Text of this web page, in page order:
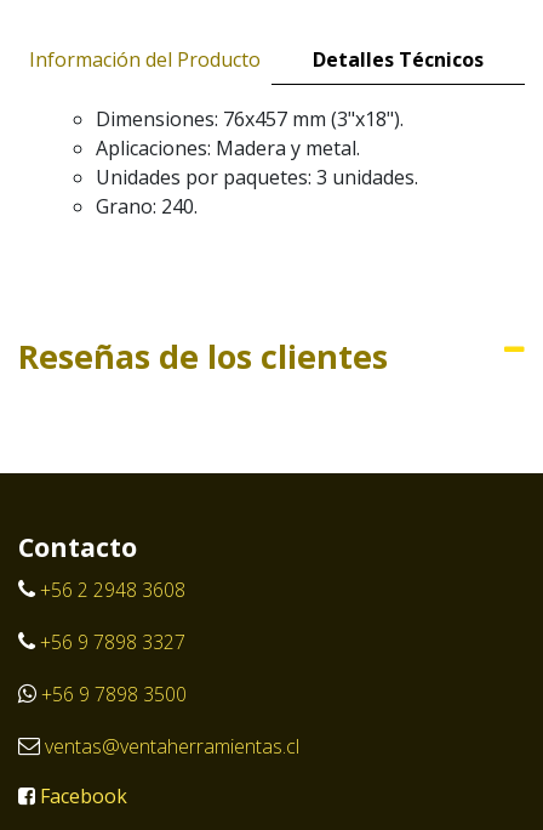
Información del Producto Detalles Técnicos
Dimensiones: 76x457 mm (3"x18").
Aplicaciones: Madera y metal.
Unidades por paquetes: 3 unidades.
Grano: 240.
Reseñas de los clientes
Contacto
+56 2 2948 3608
+56 9 7898 3327
+56 9 7898 3500
ventas@ventaherramientas.cl
Facebook